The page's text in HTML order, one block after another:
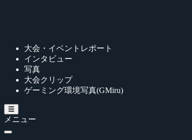
大会・イベントレポート
インタビュー
写真
大会クリップ
ゲーミング環境写真(GMiru)
メニュー